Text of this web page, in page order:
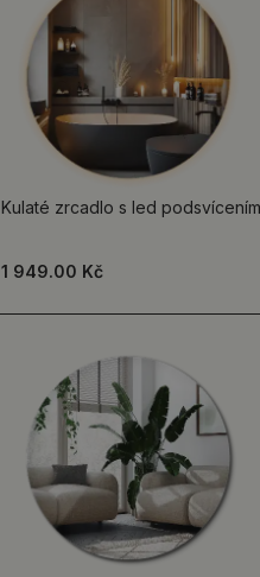
Kulaté zrcadlo s led podsvícením
1 949.00 Kč